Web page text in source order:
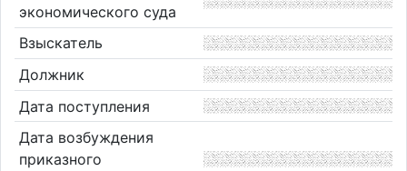
экономического суда
Взыскатель
Должник
Дата поступления
Дата возбуждения
приказного